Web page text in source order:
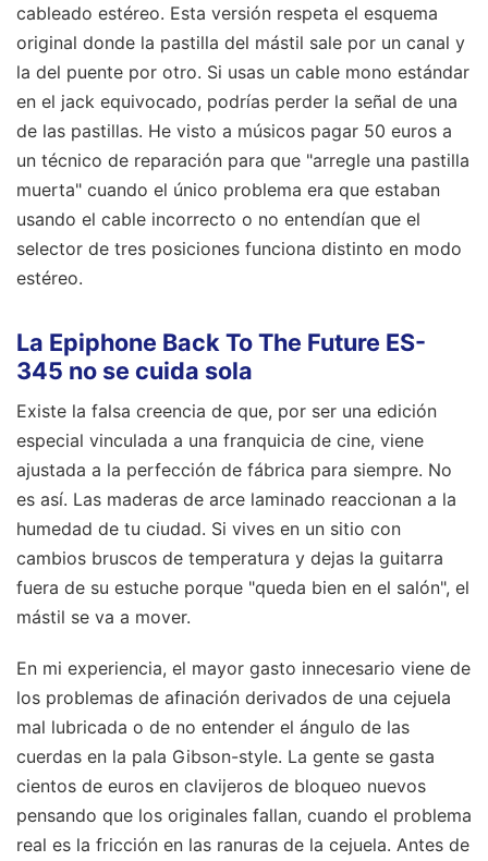
cableado estéreo. Esta versión respeta el esquema
original donde la pastilla del mástil sale por un canal y
la del puente por otro. Si usas un cable mono estándar
en el jack equivocado, podrías perder la señal de una
de las pastillas. He visto a músicos pagar 50 euros a
un técnico de reparación para que "arregle una pastilla
muerta" cuando el único problema era que estaban
usando el cable incorrecto o no entendían que el
selector de tres posiciones funciona distinto en modo
estéreo.
La Epiphone Back To The Future ES-
345 no se cuida sola
Existe la falsa creencia de que, por ser una edición
especial vinculada a una franquicia de cine, viene
ajustada a la perfección de fábrica para siempre. No
es así. Las maderas de arce laminado reaccionan a la
humedad de tu ciudad. Si vives en un sitio con
cambios bruscos de temperatura y dejas la guitarra
fuera de su estuche porque "queda bien en el salón", el
mástil se va a mover.
En mi experiencia, el mayor gasto innecesario viene de
los problemas de afinación derivados de una cejuela
mal lubricada o de no entender el ángulo de las
cuerdas en la pala Gibson-style. La gente se gasta
cientos de euros en clavijeros de bloqueo nuevos
pensando que los originales fallan, cuando el problema
real es la fricción en las ranuras de la cejuela. Antes de